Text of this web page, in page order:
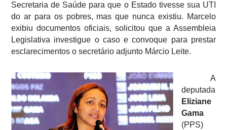
Secretaria de Saúde para que o Estado tivesse sua UTI
do ar para os pobres, mas que nunca existiu. Marcelo
exibiu documentos oficiais, solicitou que a Assembleia
Legislativa investigue o caso e convoque para prestar
esclarecimentos o secretário adjunto Márcio Leite.
A
deputada
Eliziane
Gama
(PPS)